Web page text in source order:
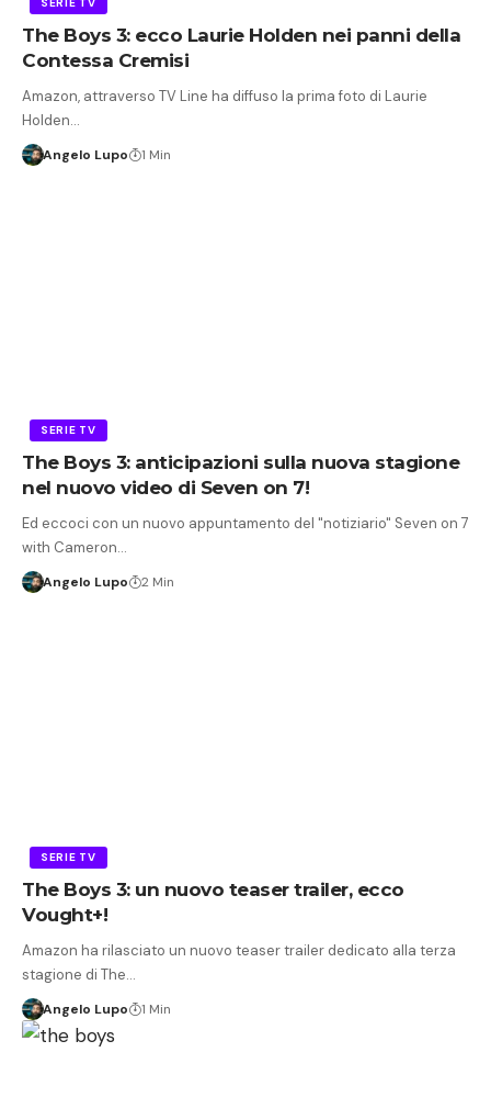
SERIE TV
The Boys 3: ecco Laurie Holden nei panni della
Contessa Cremisi
Amazon, attraverso TV Line ha diffuso la prima foto di Laurie
Holden…
Angelo Lupo 1 Min
SERIE TV
The Boys 3: anticipazioni sulla nuova stagione
nel nuovo video di Seven on 7!
Ed eccoci con un nuovo appuntamento del "notiziario" Seven on 7
with Cameron…
Angelo Lupo 2 Min
SERIE TV
The Boys 3: un nuovo teaser trailer, ecco
Vought+!
Amazon ha rilasciato un nuovo teaser trailer dedicato alla terza
stagione di The…
Angelo Lupo 1 Min